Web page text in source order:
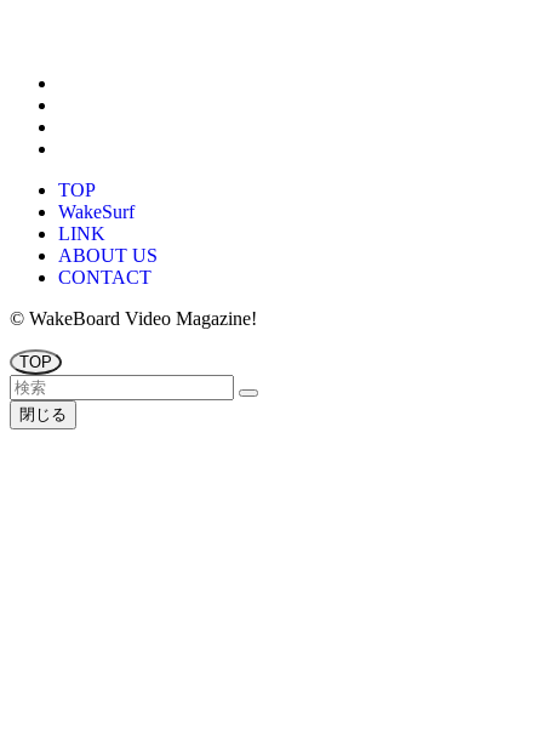
TOP
WakeSurf
LINK
ABOUT US
CONTACT
© WakeBoard Video Magazine!
TOP
閉じる